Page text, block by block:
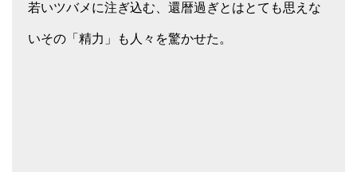
若いツバメに注ぎ込む、還暦過ぎとはとても思えな
いその「精力」も人々を驚かせた。